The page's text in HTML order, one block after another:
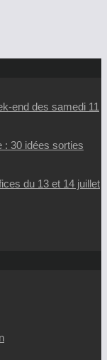
end des samedi 11
: 30 idées sorties
du 13 et 14 juillet